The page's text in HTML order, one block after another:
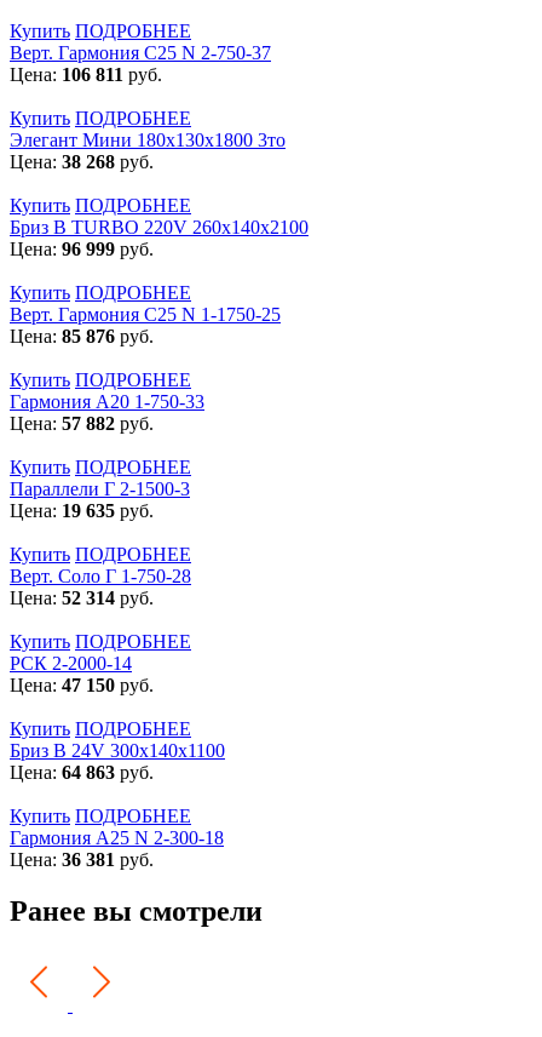
Купить ПОДРОБНЕЕ
Верт. Гармония С25 N 2-750-37
Цена: 106 811 руб.
Купить ПОДРОБНЕЕ
Элегант Мини 180x130x1800 3то
Цена: 38 268 руб.
Купить ПОДРОБНЕЕ
Бриз В TURBO 220V 260х140х2100
Цена: 96 999 руб.
Купить ПОДРОБНЕЕ
Верт. Гармония С25 N 1-1750-25
Цена: 85 876 руб.
Купить ПОДРОБНЕЕ
Гармония А20 1-750-33
Цена: 57 882 руб.
Купить ПОДРОБНЕЕ
Параллели Г 2-1500-3
Цена: 19 635 руб.
Купить ПОДРОБНЕЕ
Верт. Соло Г 1-750-28
Цена: 52 314 руб.
Купить ПОДРОБНЕЕ
РСК 2-2000-14
Цена: 47 150 руб.
Купить ПОДРОБНЕЕ
Бриз В 24V 300x140x1100
Цена: 64 863 руб.
Купить ПОДРОБНЕЕ
Гармония А25 N 2-300-18
Цена: 36 381 руб.
Ранее вы смотрели